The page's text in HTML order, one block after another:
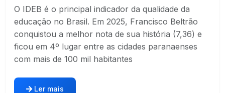
O IDEB é o principal indicador da qualidade da
educação no Brasil. Em 2025, Francisco Beltrão
conquistou a melhor nota de sua história (7,36) e
ficou em 4º lugar entre as cidades paranaenses
com mais de 100 mil habitantes
Ler mais